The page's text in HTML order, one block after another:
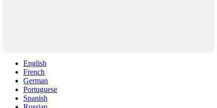
English
French
German
Portuguese
Spanish